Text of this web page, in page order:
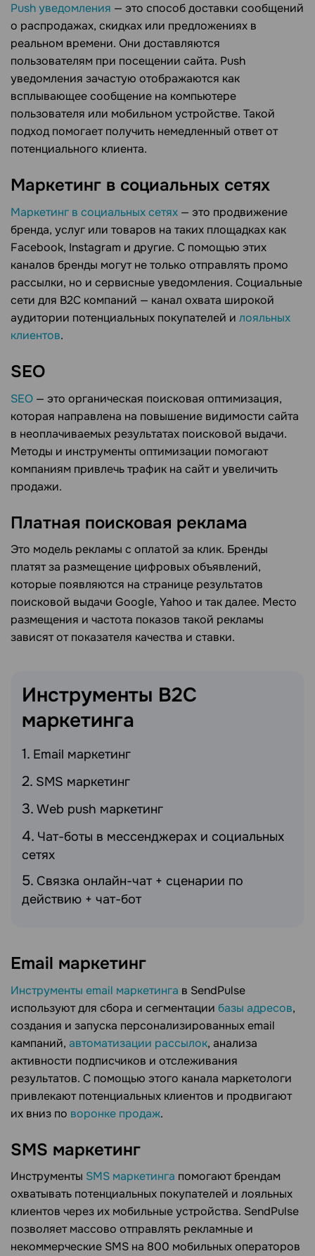
Push уведомления — это способ доставки сообщений
о распродажах, скидках или предложениях в
реальном времени. Они доставляются
пользователям при посещении сайта. Push
уведомления зачастую отображаются как
всплывающее сообщение на компьютере
пользователя или мобильном устройстве. Такой
подход помогает получить немедленный ответ от
потенциального клиента.
Маркетинг в социальных сетях
Маркетинг в социальных сетях — это продвижение
бренда, услуг или товаров на таких площадках как
Facebook, Instagram и другие. С помощью этих
каналов бренды могут не только отправлять промо
рассылки, но и сервисные уведомления. Социальные
сети для B2C компаний — канал охвата широкой
аудитории потенциальных покупателей и лояльных
клиентов.
SEO
SEO — это органическая поисковая оптимизация,
которая направлена на повышение видимости сайта
в неоплачиваемых результатах поисковой выдачи.
Методы и инструменты оптимизации помогают
компаниям привлечь трафик на сайт и увеличить
продажи.
Платная поисковая реклама
Это модель рекламы с оплатой за клик. Бренды
платят за размещение цифровых объявлений,
которые появляются на странице результатов
поисковой выдачи Google, Yahoo и так далее. Место
размещения и частота показов такой рекламы
зависят от показателя качества и ставки.
Инструменты B2C
маркетинга
Email маркетинг
SMS маркетинг
Web push маркетинг
Чат-боты в мессенджерах и социальных
сетях
Связка онлайн-чат + сценарии по
действию + чат-бот
Email маркетинг
Инструменты email маркетинга в SendPulse
используют для сбора и сегментации базы адресов,
создания и запуска персонализированных email
кампаний, автоматизации рассылок, анализа
активности подписчиков и отслеживания
результатов. С помощью этого канала маркетологи
привлекают потенциальных клиентов и продвигают
их вниз по воронке продаж.
SMS маркетинг
Инструменты SMS маркетинга помогают брендам
охватывать потенциальных покупателей и лояльных
клиентов через их мобильные устройства. SendPulse
позволяет массово отправлять рекламные и
некоммерческие SMS на 800 мобильных операторов